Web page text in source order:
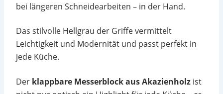
bei längeren Schneidearbeiten – in der Hand.
Das stilvolle Hellgrau der Griffe vermittelt
Leichtigkeit und Modernität und passt perfekt in
jede Küche.
Der klappbare Messerblock aus Akazienholz ist